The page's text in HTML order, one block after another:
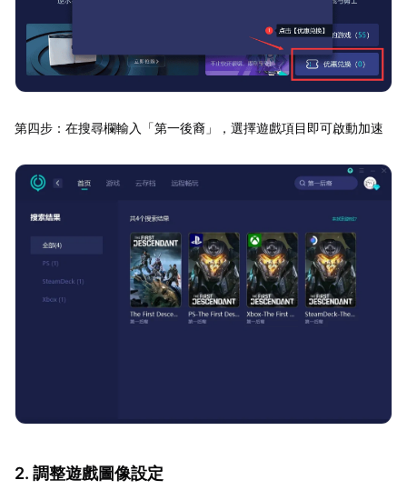
第四步：在搜尋欄輸入「第一後裔」，選擇遊戲項目即可啟動加速
2. 調整遊戲圖像設定